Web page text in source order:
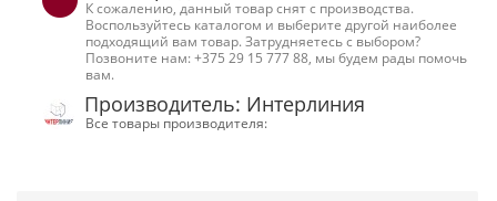
К сожалению, данный товар снят с производства.
Воспользуйтесь каталогом и выберите другой наиболее
подходящий вам товар. Затрудняетесь с выбором?
Позвоните нам: +375 29 15 777 88, мы будем рады помочь
вам.
Производитель: Интерлиния
Все товары производителя: